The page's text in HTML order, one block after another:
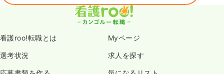
看護roo!転職とは Myページ
選考状況 求人を探す